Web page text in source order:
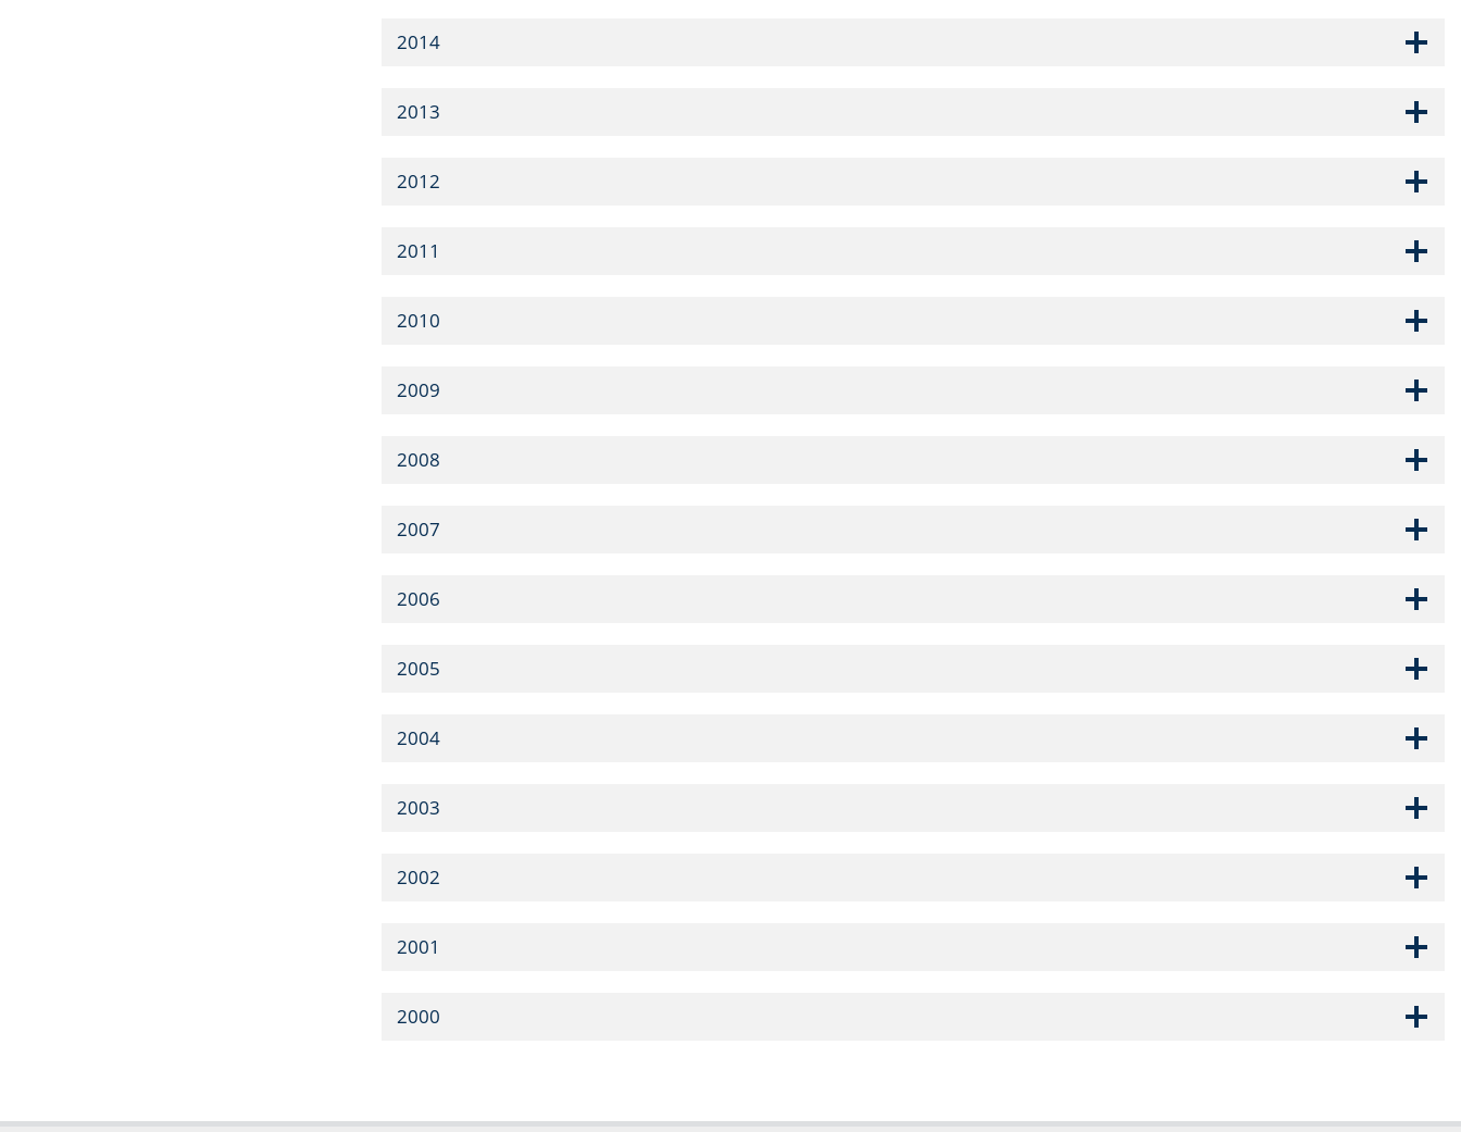
2014
2013
2012
2011
2010
2009
2008
2007
2006
2005
2004
2003
2002
2001
2000